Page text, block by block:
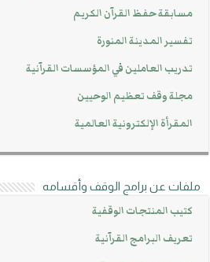
مسابقة حفظ القرآن الكريم
تفسير المدينة المنورة
تدريب العاملين في المؤسسات القرآنية
مجلة وقف تعظيم الوحيين
المقرأة الإلكترونية العالمية
ملفات عن برامج الوقف وأقسامه
كتيب المنتجات الوقفية
تعريف البرامج القرآنية